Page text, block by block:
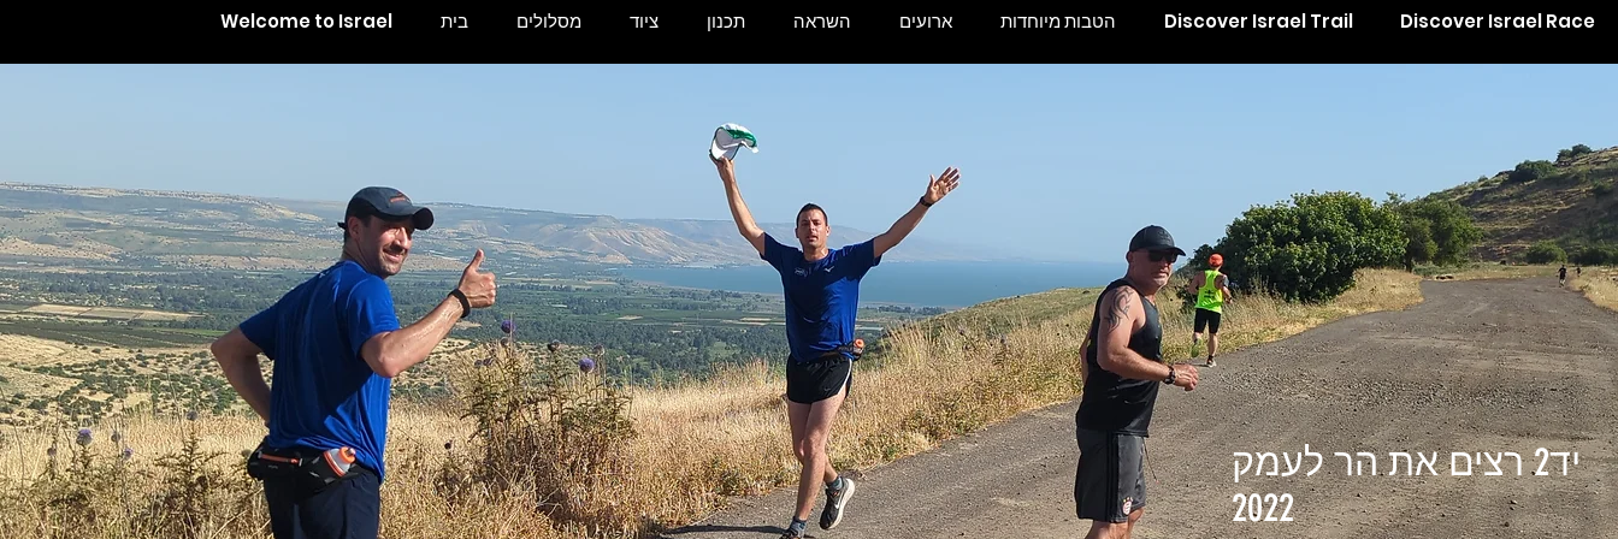
Welcome to Israel בית מסלולים ציוד תכנון השראה ארועים הטבות מיוחדות Discover Israel Trail Discover Israel Race
יד2 רצים את הר לעמק
2022